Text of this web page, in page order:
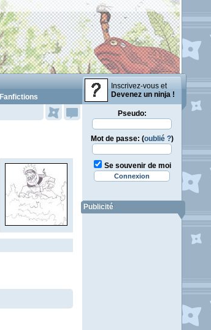
Inscrivez-vous et
Devenez un ninja !
Fanfictions
Pseudo:
Mot de passe: (oublié ?)
Se souvenir de moi
Publicité